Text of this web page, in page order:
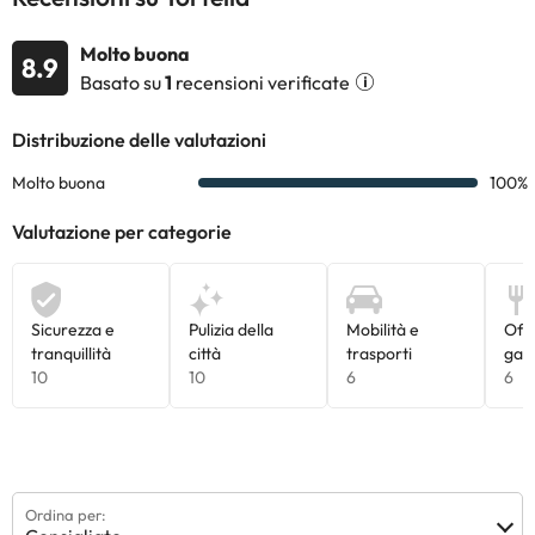
34 km da La casa de l'Avi, mentre
Stazione Ferroviaria di Girona si
Aeroporto di Girona-Costa Brava si
trova a 55 km dalla struttura.Al
documento d'identità con foto e
di notare che le Richieste Speciali
sono soggette a disponibilità, e
potrebbero comportare l'addebito
di un supplemento. Siete pregati di
comunicare in anticipo a l'orario in
momento della prenotazione, o
contattare la struttura utilizzando i
8.9
Molto buona
Basato su1 recensioni verificate
Ordina per: